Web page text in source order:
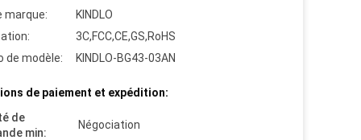
marque:
KINDLO
3C,FCC,CE,GS,RoHS
de modèle:
KINDLO-BG43-03AN
de paiement et expédition:
de
min:
Négociation